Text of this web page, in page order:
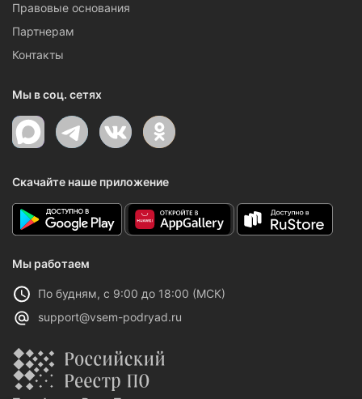
Правовые основания
Партнерам
Контакты
Мы в соц. сетях
Скачайте наше приложение
Мы работаем
По будням, с 9:00 до 18:00 (МСК)
support@vsem-podryad.ru